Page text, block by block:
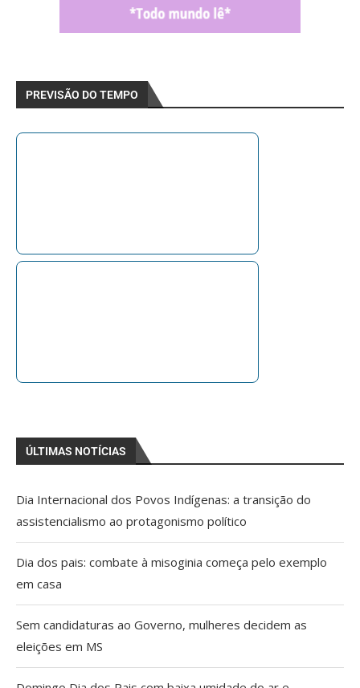
PREVISÃO DO TEMPO
ÚLTIMAS NOTÍCIAS
Dia Internacional dos Povos Indígenas: a transição do
assistencialismo ao protagonismo político
Dia dos pais: combate à misoginia começa pelo exemplo
em casa
Sem candidaturas ao Governo, mulheres decidem as
eleições em MS